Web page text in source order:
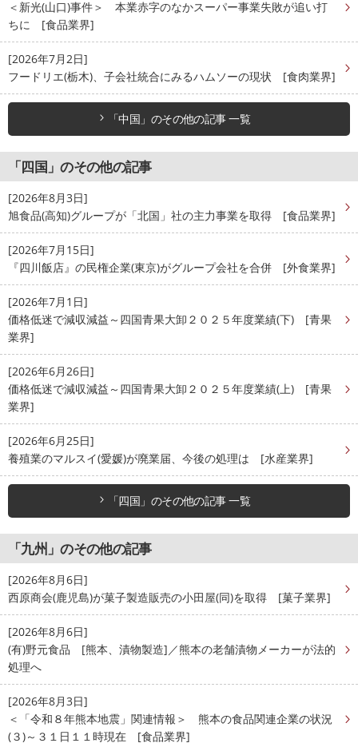
＜新光(山口)事件＞ 本業赤字のなかスーパー事業失敗が追い打
ちに [食品業界]
[2026年7月2日]
フードリエ(栃木)、子会社統合にみるハムソーの現状 [食肉業界]
「中国」のその他の記事 一覧
「四国」のその他の記事
[2026年8月3日]
旭食品(高知)グループが「北国」社の主力事業を取得 [食品業界]
[2026年7月15日]
『四川飯店』の民権企業(東京)がグループ会社を合併 [外食業界]
[2026年7月1日]
価格低迷で減収減益～四国青果大卸２０２５年度業績(下) [青果
業界]
[2026年6月26日]
価格低迷で減収減益～四国青果大卸２０２５年度業績(上) [青果
業界]
[2026年6月25日]
養殖業のマルスイ(愛媛)が廃業届、今後の処理は [水産業界]
「四国」のその他の記事 一覧
「九州」のその他の記事
[2026年8月6日]
西原商会(鹿児島)が菓子製造販売の小田屋(同)を取得 [菓子業界]
[2026年8月6日]
(有)野元食品 [熊本、漬物製造]／熊本の老舗漬物メーカーが法的
処理へ
[2026年8月3日]
＜「令和８年熊本地震」関連情報＞ 熊本の食品関連企業の状況
(３)～３１日１１時現在 [食品業界]